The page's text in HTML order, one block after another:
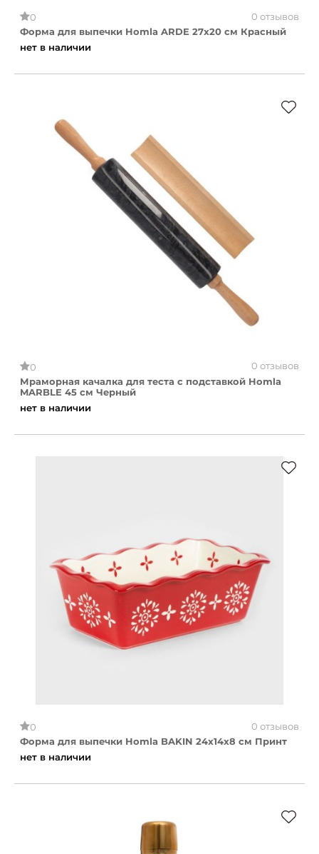
0
0 отзывов
Форма для выпечки Homla ARDE 27x20 см Красный
нет в наличии
0
0 отзывов
Мраморная качалка для теста с подставкой Homla
MARBLE 45 см Черный
нет в наличии
0
0 отзывов
Форма для выпечки Homla BAKIN 24x14x8 см Принт
нет в наличии